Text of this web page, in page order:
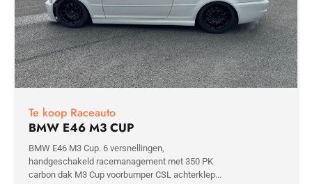
Te koop Raceauto
BMW E46 M3 CUP
BMW E46 M3 Cup. 6 versnellingen,
handgeschakeld racemanagement met 350 PK
carbon dak M3 Cup voorbumper CSL achterklep...